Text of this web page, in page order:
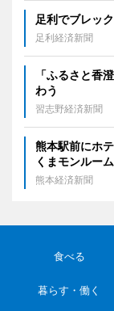
足利でブレッ
足利経済新聞
「ふるさと香
わう
習志野経済新聞
熊本駅前にホ
くまモンルー
熊本経済新聞
食べる
暮らす・働く